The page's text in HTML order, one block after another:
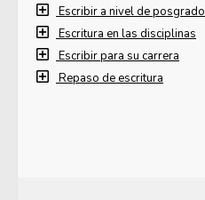
Escribir a nivel de posgrado
Escritura en las disciplinas
Escribir para su carrera
Repaso de escritura